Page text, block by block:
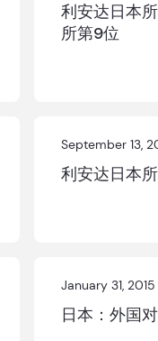
利安达日本
所第9位
September 13,
利安达日本
January 31, 2015
日本：外国